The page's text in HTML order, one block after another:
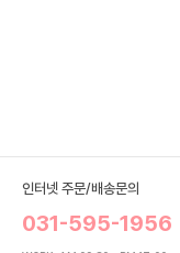
인터넷 주문/배송문의
031-595-1956